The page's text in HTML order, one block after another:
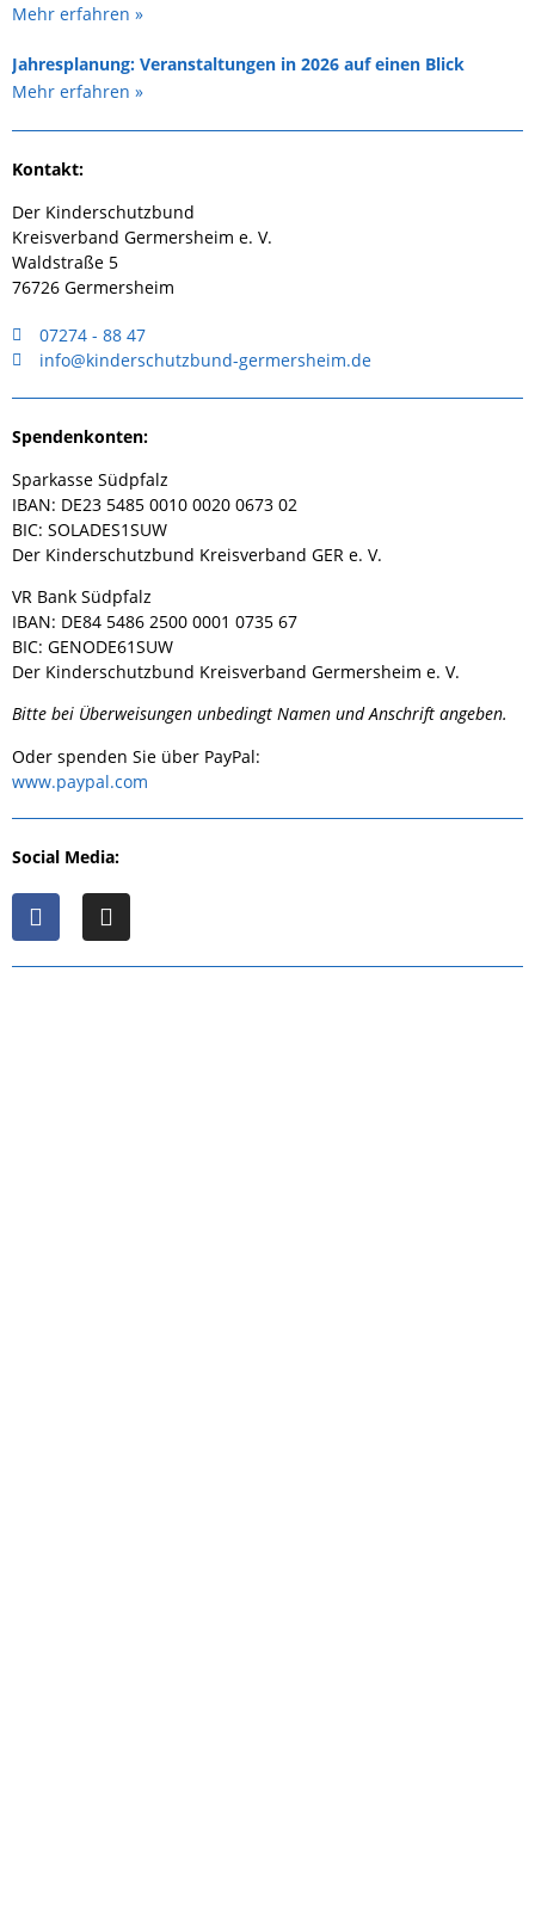
Mehr erfahren »
Jahresplanung: Veranstaltungen in 2026 auf einen Blick
Mehr erfahren »
Kontakt:
Der Kinderschutzbund
Kreisverband Germersheim e. V.
Waldstraße 5
76726 Germersheim
07274 - 88 47
info@kinderschutzbund-germersheim.de
Spendenkonten:
Sparkasse Südpfalz
IBAN: DE23 5485 0010 0020 0673 02
BIC: SOLADES1SUW
Der Kinderschutzbund Kreisverband GER e. V.
VR Bank Südpfalz
IBAN: DE84 5486 2500 0001 0735 67
BIC: GENODE61SUW
Der Kinderschutzbund Kreisverband Germersheim e. V.
Bitte bei Überweisungen unbedingt Namen und Anschrift angeben.
Oder spenden Sie über PayPal:
www.paypal.com
Social Media: